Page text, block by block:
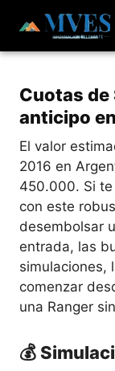
Cuotas de
anticipo
El valor
2016 en
450.000. Si
con este
desembolsar
entrada, las
simulaciones,
comenzar
una Ranger
💰